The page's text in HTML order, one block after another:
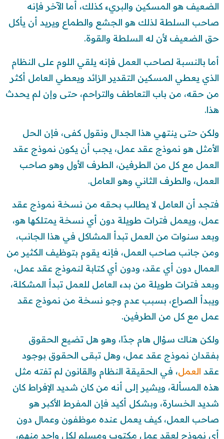
الضعيف هو المسكين والبريء كذلك، أما الآخر فإنه
صاحب السلطة لذلك هو الجشع والطماع ويريد أن يأكل
حق الضعيف لأن له السلطة والقوة.
أما بالنسبة لصاحب العمل فإنه يلقي اللوم على النظام
الذي يعطي المسكين التقدير الزائد ويعطي العامل أكثر
من حقه، من باب التعاطف والتراحم، حتى وإن لم يحدث
هذا.
ولكن حتى ينتهي هذا الجدال ونقول كفى، فإن الحل
الأمثل هو نموذج عقد عمل، يجب أن يكون نموذج عقد
العمل مع كل من الطرفين، الطرف الأول وهو صاحب
العمل، والطرف الثاني وهو العامل.
فتجد أن العامل لا يطالب بحقه من نسخة نموذج عقد
عمل، ويعمل فترات طويلة دون أي نسخة يمتلكها هو،
وبعد سنوات من العمل تبدأ المشاكل في هذا الجانب،
ومن جانب صاحب العمل، فإنه يقوم بتوظيف الكثير من
العمال دون أي عقد، ودون أي كتابة لنموذج عقد عمل،
وبعد فترات طويلة من بدء العامل للعمل تبدأ المشكلة،
ويبدأ الصراع، بسبب عدم وجو نسخة من نموذج عقد
عمل مع كل من الطرفين.
ولكن هناك سؤال هام جدًا، وهو هل تضيع الحقوق
بفقدان نموذج عقد عمل، وهل تبقى الحقوق بوجود
عقد العمل، في الحقيقة النظام والقانون لم تفته مثل
هذه المسألة، ويشير إلى أنه من كان شديد الإفراط كان
شديد الخسارة، وبشكل أكيد فإن المفرط الأكبر هو
صاحب العمل، كيف يعمل عنده موظفون وعمال دون
أي نموذج لعقد عمل مكتوب ومسلم لكل واحد منهم،